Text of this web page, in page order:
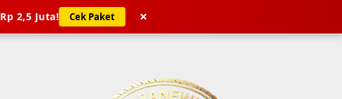
Rp 2,5 Juta! Cek Paket ×